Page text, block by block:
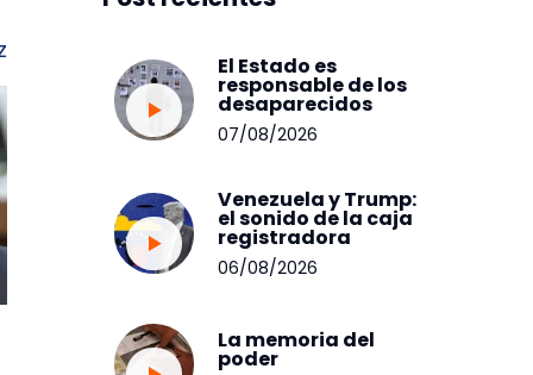
El Estado es
responsable de los
desaparecidos
07/08/2026
Venezuela y Trump:
el sonido de la caja
registradora
06/08/2026
La memoria del
poder